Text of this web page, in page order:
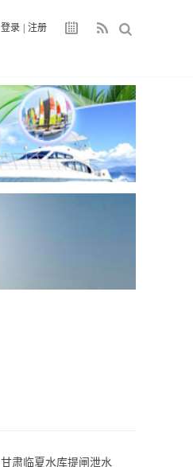
登录 注册
甘肃临夏水库提闸泄水